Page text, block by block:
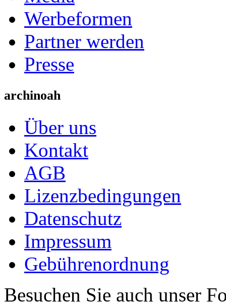
Werbeformen
Partner werden
Presse
archinoah
Über uns
Kontakt
AGB
Lizenzbedingungen
Datenschutz
Impressum
Gebührenordnung
Besuchen Sie auch unser